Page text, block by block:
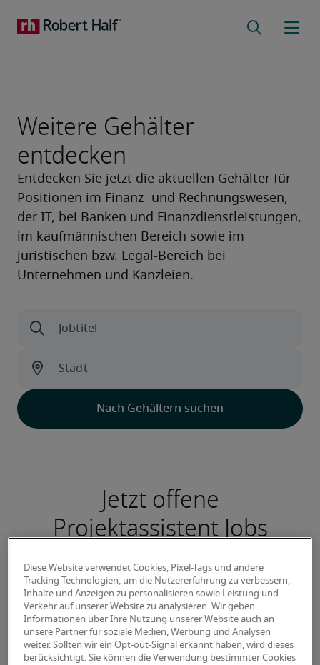
Weitere Gehälter
entdecken
Jetzt offene
Projektassistent Jobs
entdecken
Projektassistenz (w/m/d)
Diese Website verwendet Cookies, Pixel-Tags und andere
Tracking-Technologien, um die Nutzererfahrung zu verbessern,
Inhalte und Anzeigen zu personalisieren sowie Leistung und
Verkehr auf unserer Website zu analysieren. Wir geben
Informationen über Ihre Nutzung unserer Website auch an
unsere Partner für soziale Medien, Werbung und Analysen
weiter. Sollten wir ein Opt-out-Signal erkannt haben, wird dieses
berücksichtigt. Sie können die Verwendung bestimmter Cookies